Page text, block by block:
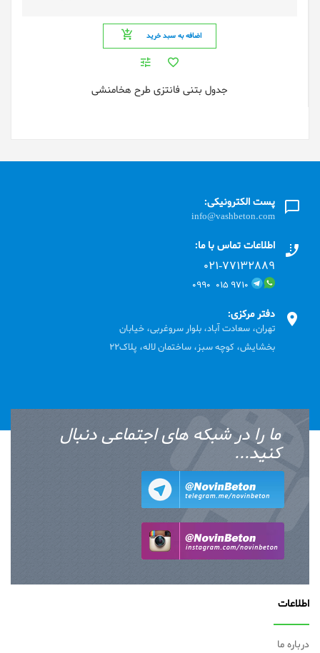
اضافه به سبد خرید
جدول بتنی فانتزی طرح هخامنشی
پست الکترونیکی:
info@vashbeton.com
اطلاعات تماس با ما:
۰۲۱-۷۷۱٣۲۸۸۹
۹۷۱۰ ۰۱۵ ۰۹۹۰
دفتر مرکزی:
تهران، سعادت آباد، بلوار سروغربی، خیابان
بخشایش، کوچه سبز، ساختمان لاله، پلاک22
ما را در شبکه های اجتماعی دنبال
کنید...
اطلاعات
درباره ما